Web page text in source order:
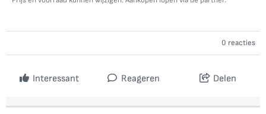
0 reacties
Interessant Reageren Delen